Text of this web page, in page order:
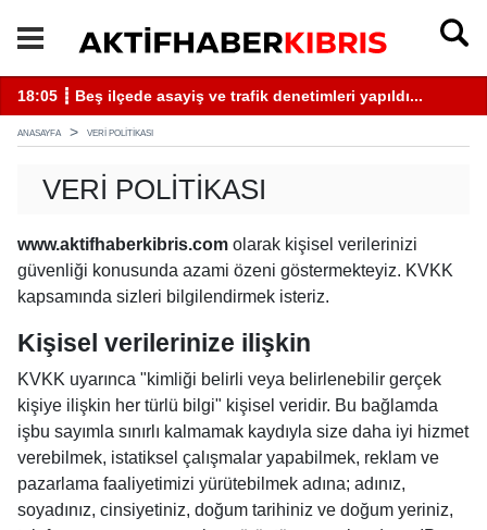
18:05 ┋ Beş ilçede asayiş ve trafik denetimleri yapıldı...
ANASAYFA VERI POLITIKASI
VERI POLITIKASI
www.aktifhaberkibris.com olarak kişisel verilerinizi
güvenliği konusunda azami özeni göstermekteyiz. KVKK
kapsamında sizleri bilgilendirmek isteriz.
Kişisel verilerinize ilişkin
KVKK uyarınca "kimliği belirli veya belirlenebilir gerçek
kişiye ilişkin her türlü bilgi" kişisel veridir. Bu bağlamda
işbu sayımla sınırlı kalmamak kaydıyla size daha iyi hizmet
verebilmek, istatiksel çalışmalar yapabilmek, reklam ve
pazarlama faaliyetimizi yürütebilmek adına; adınız,
soyadınız, cinsiyetiniz, doğum tarihiniz ve doğum yeriniz,